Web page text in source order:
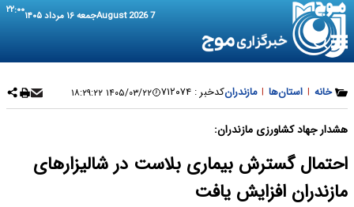
7 August 2026 جمعه ۱۶ مرداد ۱۴۰۵ ۲۲:۰۰
خانه | استان‌ها | مازندرانکدخبر : ۷۱۲۰۷۴ ۱۴۰۵/۰۳/۲۲ ۱۸:۲۹:۲۲
هشدار جهاد کشاورزی مازندران:
احتمال گسترش بیماری بلاست در شالیزارهای
مازندران افزایش یافت